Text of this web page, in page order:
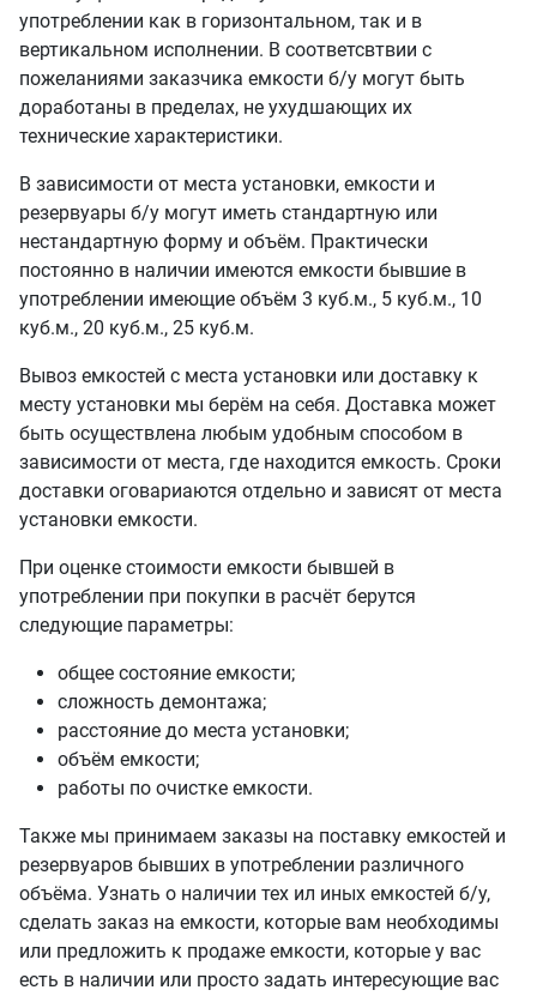
употреблении как в горизонтальном, так и в
вертикальном исполнении. В соответсвтвии с
пожеланиями заказчика емкости б/у могут быть
доработаны в пределах, не ухудшающих их
технические характеристики.
В зависимости от места установки, емкости и
резервуары б/у могут иметь стандартную или
нестандартную форму и объём. Практически
постоянно в наличии имеются емкости бывшие в
употреблении имеющие объём 3 куб.м., 5 куб.м., 10
куб.м., 20 куб.м., 25 куб.м.
Вывоз емкостей с места установки или доставку к
месту установки мы берём на себя. Доставка может
быть осуществлена любым удобным способом в
зависимости от места, где находится емкость. Сроки
доставки оговариаются отдельно и зависят от места
установки емкости.
При оценке стоимости емкости бывшей в
употреблении при покупки в расчёт берутся
следующие параметры:
общее состояние емкости;
сложность демонтажа;
расстояние до места установки;
объём емкости;
работы по очистке емкости.
Также мы принимаем заказы на поставку емкостей и
резервуаров бывших в употреблении различного
объёма. Узнать о наличии тех ил иных емкостей б/у,
сделать заказ на емкости, которые вам необходимы
или предложить к продаже емкости, которые у вас
есть в наличии или просто задать интересующие вас